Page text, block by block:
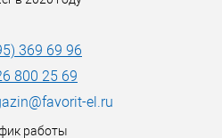
369 69 96
800 25 69
el.ru
работы